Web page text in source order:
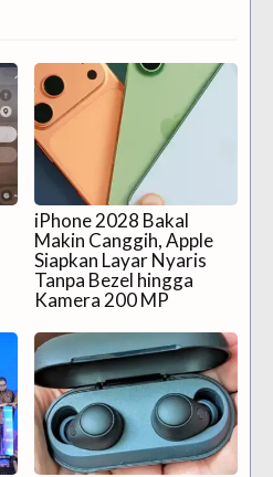
iPhone 2028 Bakal
Makin Canggih, Apple
Siapkan Layar Nyaris
Tanpa Bezel hingga
Kamera 200 MP